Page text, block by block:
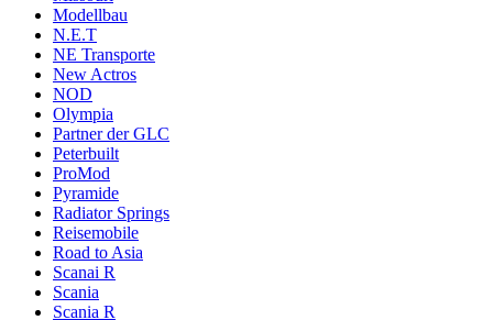
Modellbau
N.E.T
NE Transporte
New Actros
NOD
Olympia
Partner der GLC
Peterbuilt
ProMod
Pyramide
Radiator Springs
Reisemobile
Road to Asia
Scanai R
Scania
Scania R